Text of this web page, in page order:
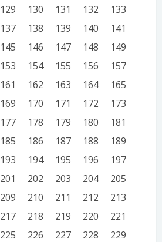
129 130 131 132
133
137 138 139 140
141
145 146 147 148
149
153 154 155 156
157
161 162 163 164
165
169 170 171 172
173
177 178 179 180
181
185 186 187 188
189
193 194 195 196
197
201 202 203 204
205
209 210 211 212
213
217 218 219 220
221
225 226 227 228
229